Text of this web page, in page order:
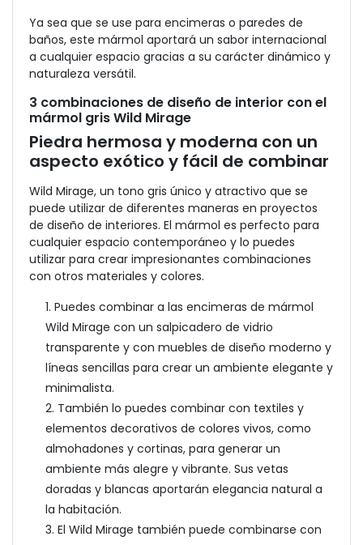
Ya sea que se use para encimeras o paredes de
baños, este mármol aportará un sabor internacional
a cualquier espacio gracias a su carácter dinámico y
naturaleza versátil.
3 combinaciones de diseño de interior con el
mármol gris Wild Mirage
Piedra hermosa y moderna con un
aspecto exótico y fácil de combinar
Wild Mirage, un tono gris único y atractivo que se
puede utilizar de diferentes maneras en proyectos
de diseño de interiores. El mármol es perfecto para
cualquier espacio contemporáneo y lo puedes
utilizar para crear impresionantes combinaciones
con otros materiales y colores.
1. Puedes combinar a las encimeras de mármol
Wild Mirage con un salpicadero de vidrio
transparente y con muebles de diseño moderno y
líneas sencillas para crear un ambiente elegante y
minimalista.
2. También lo puedes combinar con textiles y
elementos decorativos de colores vivos, como
almohadones y cortinas, para generar un
ambiente más alegre y vibrante. Sus vetas
doradas y blancas aportarán elegancia natural a
la habitación.
3. El Wild Mirage también puede combinarse con